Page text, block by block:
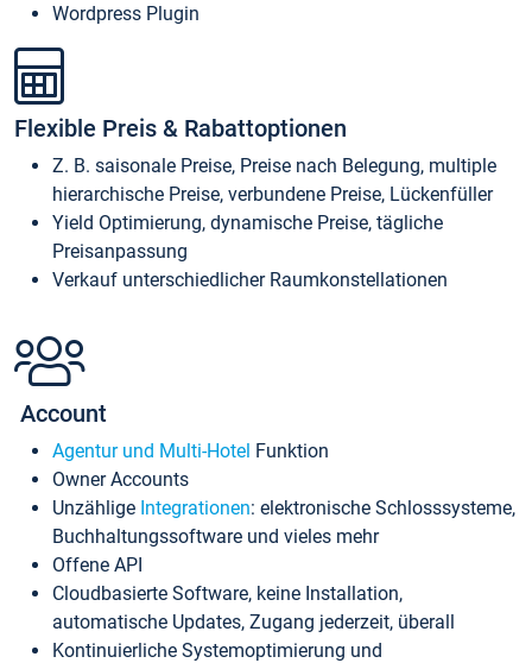
Wordpress Plugin
Flexible Preis & Rabattoptionen
Z. B. saisonale Preise, Preise nach Belegung, multiple
hierarchische Preise, verbundene Preise, Lückenfüller
Yield Optimierung, dynamische Preise, tägliche
Preisanpassung
Verkauf unterschiedlicher Raumkonstellationen
Account
Agentur und Multi-Hotel Funktion
Owner Accounts
Unzählige Integrationen: elektronische Schlosssysteme,
Buchhaltungssoftware und vieles mehr
Offene API
Cloudbasierte Software, keine Installation,
automatische Updates, Zugang jederzeit, überall
Kontinuierliche Systemoptimierung und